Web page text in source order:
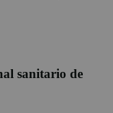
sanitario de